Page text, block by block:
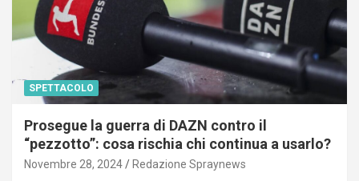
SPETTACOLO
Prosegue la guerra di DAZN contro il
“pezzotto”: cosa rischia chi continua a usarlo?
Novembre 28, 2024 Redazione Spraynews